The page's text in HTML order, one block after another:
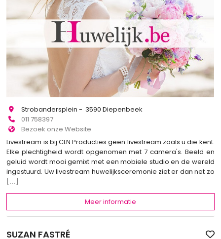
Strobandersplein - 3590 Diepenbeek
011 758397
Bezoek onze Website
Livestream is bij CLN Producties geen livestream zoals u die kent.
Elke plechtigheid wordt opgenomen met 7 camera's. Beeld en
geluid wordt mooi gemixt met een mobiele studio en de wereld
ingestuurd. Uw livestream huwelijksceremonie ziet er dan net zo
[...]
Meer informatie
SUZAN FASTRÉ